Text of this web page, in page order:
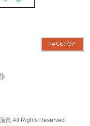
PAGETOP
員 All Rights Reserved.